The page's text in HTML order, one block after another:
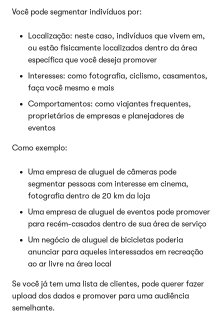
Você pode segmentar indivíduos por:
Localização: neste caso, indivíduos que vivem em,
ou estão fisicamente localizados dentro da área
específica que você deseja promover
Interesses: como fotografia, ciclismo, casamentos,
faça você mesmo e mais
Comportamentos: como viajantes frequentes,
proprietários de empresas e planejadores de
eventos
Como exemplo:
Uma empresa de aluguel de câmeras pode
segmentar pessoas com interesse em cinema,
fotografia dentro de 20 km da loja
Uma empresa de aluguel de eventos pode promover
para recém-casados dentro de sua área de serviço
Um negócio de aluguel de bicicletas poderia
anunciar para aqueles interessados em recreação
ao ar livre na área local
Se você já tem uma lista de clientes, pode querer fazer
upload dos dados e promover para uma audiência
semelhante.